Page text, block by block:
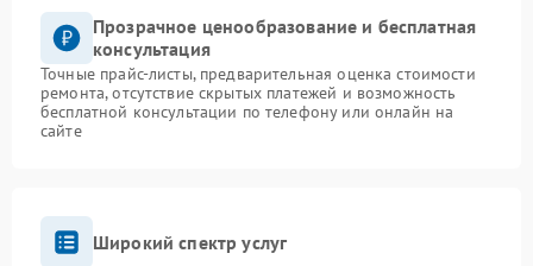
Прозрачное ценообразование и бесплатная
консультация
Точные прайс-листы, предварительная оценка стоимости
ремонта, отсутствие скрытых платежей и возможность
бесплатной консультации по телефону или онлайн на
сайте
Широкий спектр услуг